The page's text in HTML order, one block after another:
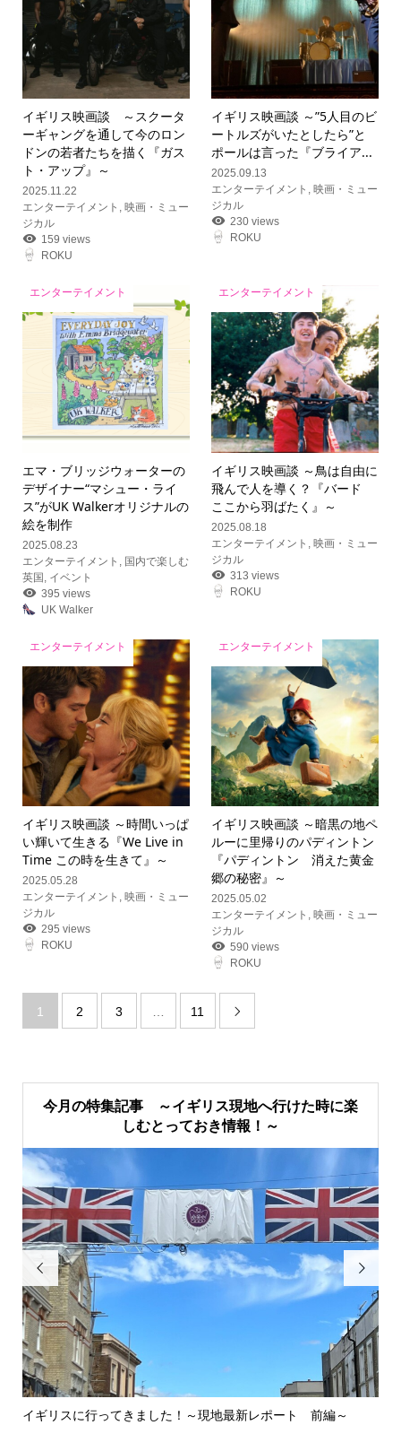
イギリス映画談 ～スクータ
ーギャングを通して今のロン
ドンの若者たちを描く『ガス
ト・アップ』～
2025.11.22
エンターテイメント , 映画・ミュー
ジカル
159 views
ROKU
イギリス映画談 ～”5人目のビ
ートルズがいたとしたら”と
ポールは言った『ブライア...
2025.09.13
エンターテイメント , 映画・ミュー
ジカル
230 views
ROKU
エンターテイメント
エマ・ブリッジウォーターの
デザイナー“マシュー・ライ
ス”がUK Walkerオリジナルの
絵を制作
2025.08.23
エンターテイメント
国内で楽しむ
英国 イベント
395 views
UK Walker
エンターテイメント
イギリス映画談 ～鳥は自由に
飛んで人を導く？『バード
ここから羽ばたく』～
2025.08.18
エンターテイメント
,映画・ミュー
ジカル
313 views
ROKU
エンターテイメント
イギリス映画談 ～時間いっぱ
い輝いて生きる『We Live in
Time この時を生きて』～
2025.05.28
エンターテイメント , 映画・ミュー
ジカル
295 views
ROKU
エンターテイメント
イギリス映画談 ～暗黒の地ペ
ルーに里帰りのパディントン
『パディントン 消えた黄金
郷の秘密』～
2025.05.02
エンターテイメント , 映画・ミュー
ジカル
590 views
ROKU
1 2 3 … 11 
今月の特集記事 ～イギリス現地へ行けた時に楽
しむとっておき情報！～

イギリスに行ってきました！～現地最新レポート 前編～
